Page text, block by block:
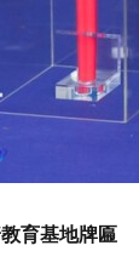
育基地牌匾